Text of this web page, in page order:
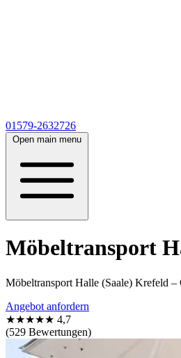
01579-2632726
Open main menu
Möbeltransport
Möbeltransport Halle (Saale) Krefeld
Angebot anfordern
★★★★★ 4,7
(529 Bewertungen)